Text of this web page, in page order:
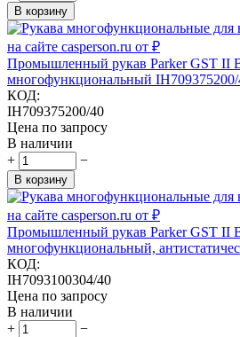
В корзину
Промышленный рукав Parker GST II
многофункциональный IH709375200/
КОД:
IH709375200/40
Цена по запросу
В наличии
+
−
В корзину
Промышленный рукав Parker GST II
многофункциональный,
КОД:
IH7093100304/40
Цена по запросу
В наличии
+
−